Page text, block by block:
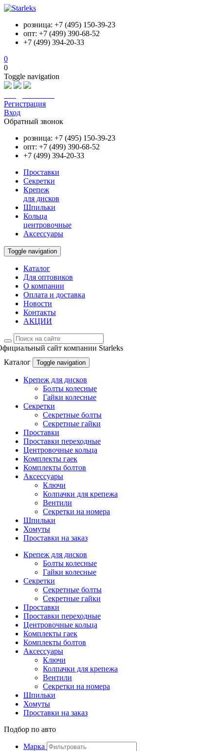
розница: +7 (495) 150-39-23
опт: +7 (499) 390-68-52
+7 (499) 394-20-33
0
0
Toggle navigation
Регистрация
Вход
Обратный звонок
розница: +7 (495) 150-39-23
опт: +7 (499) 390-68-52
+7 (499) 394-20-33
Проставки
Секретки
Крепеж
для дисков
Шпильки
Кольца
центровочные
Аксессуары
Toggle navigation
Каталог
Для оптовиков
О компании
Оплата и доставка
Новости
Контакты
АКЦИИ
сайт компании Starleks
Каталог
Toggle navigation
Крепеж для дисков
Болты колесные
Гайки колесные
Секретки
Секретные болты
Секретные гайки
Проставки
Проставки переходные
Центровочные кольца
Комплекты гаек
Комплекты болтов
Аксессуары
Ключи
Колпачки для крепежа
Вентили
Секретки на номера
Шпильки
Хомуты
Проставки на заказ
Крепеж для дисков
Болты колесные
Гайки колесные
Секретки
Секретные болты
Секретные гайки
Проставки
Проставки переходные
Центровочные кольца
Комплекты гаек
Комплекты болтов
Аксессуары
Ключи
Колпачки для крепежа
Вентили
Секретки на номера
Шпильки
Хомуты
Проставки на заказ
Подбор по авто
Марка